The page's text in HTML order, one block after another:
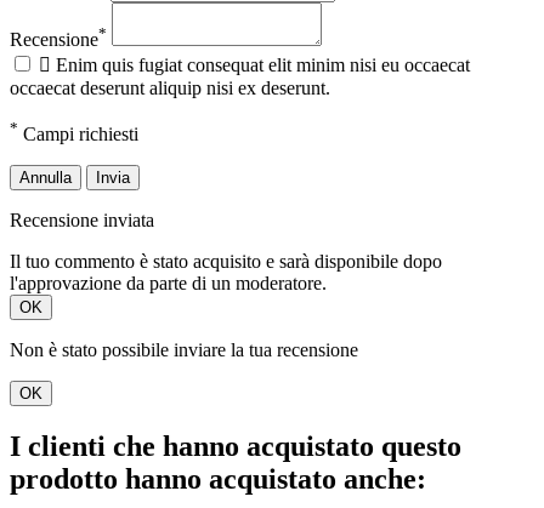
Recensione*
 Enim quis fugiat consequat elit minim nisi eu occaecat
occaecat deserunt aliquip nisi ex deserunt.
* Campi richiesti
Annulla Invia
Recensione inviata
Il tuo commento è stato acquisito e sarà disponibile dopo
l'approvazione da parte di un moderatore.
OK
Non è stato possibile inviare la tua recensione
OK
I clienti che hanno acquistato questo
prodotto hanno acquistato anche: